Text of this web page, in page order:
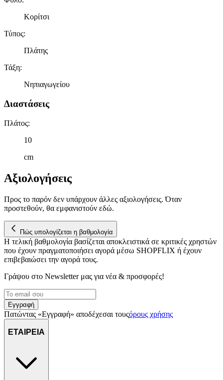
διαφημίσεις και περιεχόμενο, την καλύτερη εικόνα του κοινού
μας και την ανάπτυξη προϊόντων. Επίσης, κοινοποιούμε
πληροφορίες σχετικά με την από μέρους σας χρήση της
τοποθεσίας μας στους συνεργάτες μέσων κοινωνικής
Κορίτσι
Τύπος:
Πλάτης
Τάξη:
Νηπιαγωγείου
Διαστάσεις
Πλάτος:
10
cm
Αξιολογήσεις
Προς το παρόν δεν υπάρχουν άλλες αξιολογήσεις. Όταν
προστεθούν, θα εμφανιστούν εδώ.
Πώς υπολογίζεται η βαθμολογία
Η τελική βαθμολογία βασίζεται αποκλειστικά σε κριτικές χρηστών
που έχουν πραγματοποιήσει αγορά μέσω SHOPFLIX ή έχουν
επιβεβαιώσει την αγορά τους.
Γράψου στο Νewsletter μας για νέα & προσφορές!
Εγγραφή
Πατώντας «Εγγραφή» αποδέχεσαι τουςόρους χρήσης
ΕΤΑΙΡΕΙΑ